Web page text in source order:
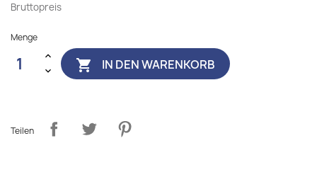
Bruttopreis
Menge
 IN DEN WARENKORB
Teilen